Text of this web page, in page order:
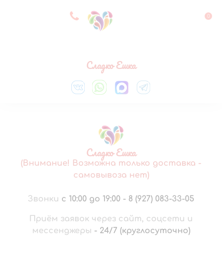
8 927 083 33 05 0
Сладко Ешка
Сладко Ешка
(Внимание! Возможна только доставка -
самовывоза нет)
Звонки с 10:00 до 19:00 - 8 (927) 083-33-05
Приём заявок через сайт, соцсети и
мессенджеры - 24/7 (круглосуточно)